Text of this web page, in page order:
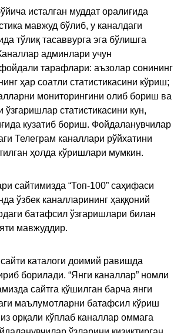
исталган муддат оралиғида
мавжуд бўлиб, у каналдаги
тўлиқ тасаввурга эга бўлишга
админлари учун
фойдали тарафлари: аъзолар сонининг
ҳар соатли статистикасини кўриш;
мониторингини олиб бориш ва
ўзгаришлар статистикасини кун,
кузатиб бориш. Фойдаланувчилар
Телеграм каналлари рўйхатини
ҳолда кўришлари мумкин.
сайтимизда “Топ-100” саҳифаси
ўзбек каналларининг ҳаққоний
батафсил ўзгаришлари билан
мавжуддир.
каталоги доимий равишда
борилади. “Янги каналлар” номли
сайтга қўшилган барча янги
маълумотларни батафсил кўриш
орқали кўплаб каналлар оммага